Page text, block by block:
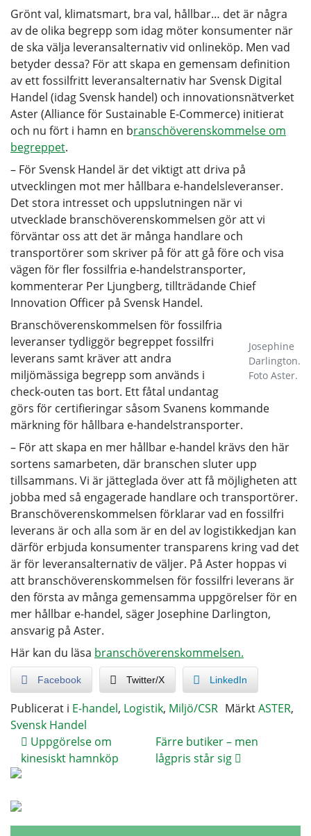
Grönt val, klimatsmart, bra val, hållbar… det är några
av de olika begrepp som idag möter konsumenter när
de ska välja leveransalternativ vid onlineköp. Men vad
betyder dessa? För att skapa en gemensam definition
av ett fossilfritt leveransalternativ har Svensk Digital
Handel (idag Svensk handel) och innovationsnätverket
Aster (Alliance för Sustainable E-Commerce) initierat
och nu fört i hamn en branschöverenskommelse om
begreppet.
– För Svensk Handel är det viktigt att driva på
utvecklingen mot mer hållbara e-handelsleveranser.
Det stora intresset och uppslutningen när vi
utvecklade branschöverenskommelsen gör att vi
förväntar oss att det är många handlare och
transportörer som skriver på för att gå före och visa
vägen för fler fossilfria e-handelstransporter,
kommenterar Per Ljungberg, tillträdande Chief
Innovation Officer på Svensk Handel.
Josephine
Darlington.
Foto Aster.
Branschöverenskommelsen för fossilfria
leveranser tydliggör begreppet fossilfri
leverans samt kräver att andra
miljömässiga begrepp som används i
check-outen tas bort. Ett fåtal undantag
görs för certifieringar såsom Svanens kommande
märkning för hållbara e-handelstransporter.
– För att skapa en mer hållbar e-handel krävs den här
sortens samarbeten, där branschen sluter upp
tillsammans. Vi är jätteglada över att få möjligheten att
jobba med så engagerade handlare och transportörer.
Branschöverenskommelsen förklarar vad en fossilfri
leverans är och alla som är en del av logistikkedjan kan
därför erbjuda konsumenter transparens kring vad det
är för leveransalternativ de väljer. På Aster hoppas vi
att branschöverenskommelsen för fossilfri leverans är
den första av många gemensamma uppgörelser för en
mer hållbar e-handel, säger Josephine Darlington,
ansvarig på Aster.
Här kan du läsa branschöverenskommelsen.
Facebook Twitter/X LinkedIn
Publicerat i E-handel, Logistik, Miljö/CSR MärktASTER,
Svensk Handel
Uppgörelse om
kinesiskt hamnköp
Färre butiker – men
lågpris står sig